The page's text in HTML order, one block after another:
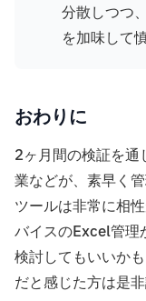
分散しつつ
を加味して
おわりに
2ヶ月間の検証を通
業などが、素早く
ツールは非常に相
バイスのExcel管理
検討してもいいか
だと感じた方は是